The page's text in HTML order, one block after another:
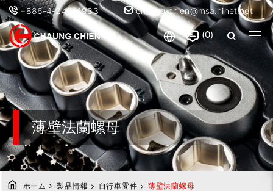
+886-4-24914933 chaung.chien@msa.hinet.net
0
薄壁法蘭螺母
ホーム 製品情報 自行車零件 薄壁法蘭螺母